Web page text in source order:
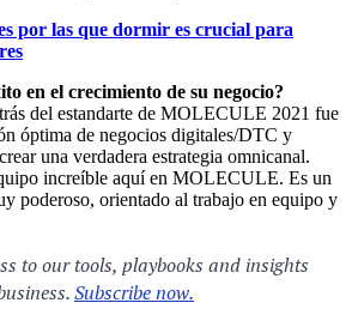
por las que dormir es crucial para
en el crecimiento de su negocio?
del estandarte de MOLECULE 2021 fue
óptima de negocios digitales/DTC y
una verdadera estrategia omnicanal.
increíble aquí en MOLECULE. Es un
poderoso, orientado al trabajo en equipo y